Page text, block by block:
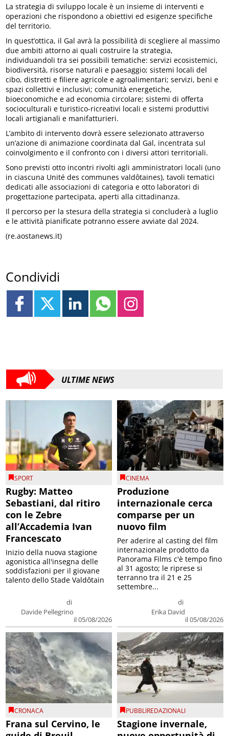
La strategia di sviluppo locale è un insieme di interventi e
operazioni che rispondono a obiettivi ed esigenze specifiche
del territorio.
In quest’ottica, il Gal avrà la possibilità di scegliere al massimo
due ambiti attorno ai quali costruire la strategia,
individuandoli tra sei possibili tematiche: servizi ecosistemici,
biodiversità, risorse naturali e paesaggio; sistemi locali del
cibo, distretti e filiere agricole e agroalimentari; servizi, beni e
spazi collettivi e inclusivi; comunità energetiche,
bioeconomiche e ad economia circolare; sistemi di offerta
socioculturali e turistico-ricreativi locali e sistemi produttivi
locali artigianali e manifatturieri.
L’ambito di intervento dovrà essere selezionato attraverso
un’azione di animazione coordinata dal Gal, incentrata sul
coinvolgimento e il confronto con i diversi attori territoriali.
Sono previsti otto incontri rivolti agli amministratori locali (uno
in ciascuna Unité des communes valdôtaines), tavoli tematici
dedicati alle associazioni di categoria e otto laboratori di
progettazione partecipata, aperti alla cittadinanza.
Il percorso per la stesura della strategia si concluderà a luglio
e le attività pianificate potranno essere avviate dal 2024.
(re.aostanews.it)
Condividi
ULTIME NEWS
SPORT
Rugby: Matteo
Sebastiani, dal ritiro
con le Zebre
all’Accademia Ivan
Francescato
di
Davide Pellegrino
il 05/08/2026
Inizio della nuova stagione
agonistica all'insegna delle
soddisfazioni per il giovane
talento dello Stade Valdôtain
CINEMA
Produzione
internazionale cerca
comparse per un
nuovo film
di
Erika David
il 05/08/2026
Per aderire al casting del film
internazionale prodotto da
Panorama Films c'è tempo fino
al 31 agosto; le riprese si
terranno tra il 21 e 25
settembre...
CRONACA
Frana sul Cervino, le
PUBBLIREDAZIONALI
Stagione invernale,